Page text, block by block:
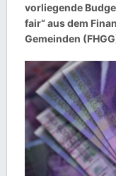
vorliegende
fair“ aus dem
Gemeinden